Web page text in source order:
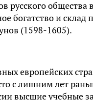
русского
богатство и
(1598-1605).
европейских
с лишним лет
высшие учебные